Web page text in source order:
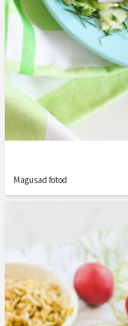
Magusad fotod